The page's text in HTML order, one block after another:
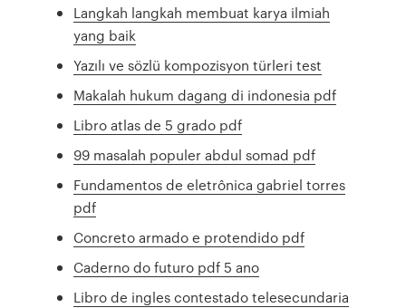
Langkah langkah membuat karya ilmiah
yang baik
Yazılı ve sözlü kompozisyon türleri test
Makalah hukum dagang di indonesia pdf
Libro atlas de 5 grado pdf
99 masalah populer abdul somad pdf
Fundamentos de eletrônica gabriel torres
pdf
Concreto armado e protendido pdf
Caderno do futuro pdf 5 ano
Libro de ingles contestado telesecundaria